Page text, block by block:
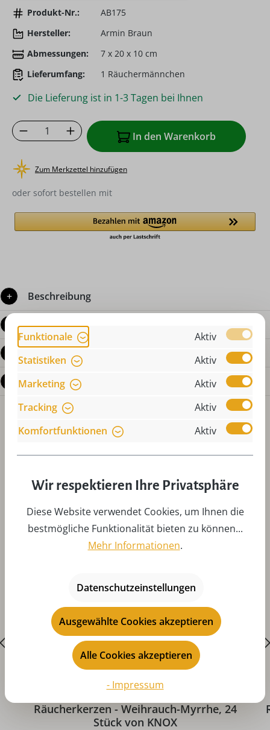
Produkt-Nr.:
AB175
Hersteller:
Armin Braun
Abmessungen:
7 x 20 x 10 cm
Lieferumfang:
1 Räuchermännchen
Die Lieferung ist in 1-3 Tagen bei Ihnen
Produkt Anzahl: Gib den gewünschten
In den Warenkorb
Zum Merkzettel hinzufügen
oder sofort bestellen mit
Beschreibung
Produktdetails
Bewertungen
Fragen zum Produkt
Durchschnittliche Bewertung von 5 von 5 Sternen
Räucherkerzen - Weihrauch-Myrrhe, 24
Stück von KNOX
Funktionale
Aktiv
Statistiken
Aktiv
Marketing
Aktiv
Tracking
Aktiv
Komfortfunktionen
Aktiv
Wir respektieren Ihre Privatsphäre
Diese Website verwendet Cookies, um Ihnen die
bestmögliche Funktionalität bieten zu können...
Mehr Informationen.
Datenschutzeinstellungen
Ausgewählte Cookies akzeptieren
Alle Cookies akzeptieren
- Impressum